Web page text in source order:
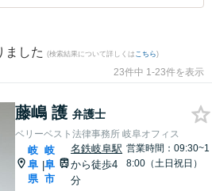
ました (検索結果について詳しくは こちら)
23件中 1-23件を表示
藤嶋 護 弁護士
ベリーベスト法律事務所 岐阜オフィス
岐
阜
県
|
岐
阜
市
名鉄岐阜駅
から徒歩4
分
営業時間：09:30~1
8:00（土日祝日）